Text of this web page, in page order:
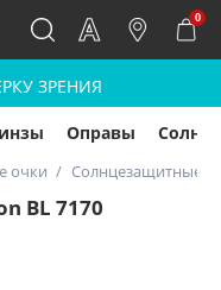
0
ЗРЕНИЯ
Оправы
очки Солнцезащитные
BL 7170